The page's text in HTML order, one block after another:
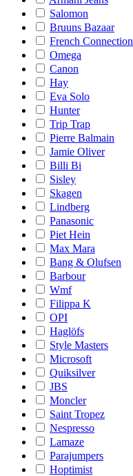
Salomon
Bruuns Bazaar
French Connection
Omega
Canon
Hay
Eva Solo
Hunter
Trip Trap
Pierre Balmain
Jamie Oliver
Billi Bi
Sisley
Skagen
Lindberg
Panasonic
Piet Hein
Max Mara
Bang & Olufsen
Barbour
Wmf
Filippa K
OPI
Haglöfs
Style Masters
Microsoft
Quiksilver
JBS
Moncler
Saint Tropez
Nespresso
Lamaze
Parajumpers
Hoptimist